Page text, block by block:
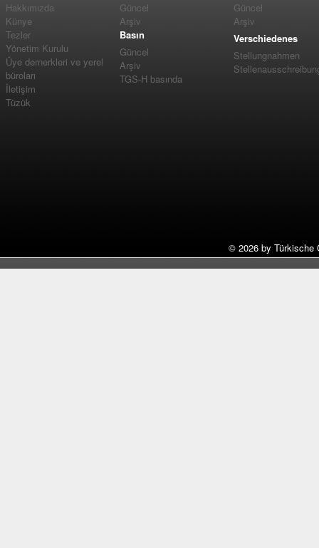
Hakkımızda
Künye
Tezler
Yönetim Kurulu
Üye dernerkleri ve yerel
büroları
İletişim
Tüzük
Güncel
Arşiv
Basın
Güncel
Arşiv
TGS-H basında
Güncel
Arşiv
Verschiedenes
Stellungnahmen
© 2026 by Türkische